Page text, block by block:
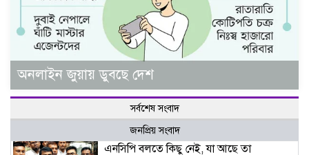
অনলাইন জুয়ায় ডুবছে দেশ
সর্বশেষ সংবাদ
জনপ্রিয় সংবাদ
এনসিপি বলতে কিছু নেই, যা আছে তা